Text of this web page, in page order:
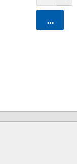
카트에